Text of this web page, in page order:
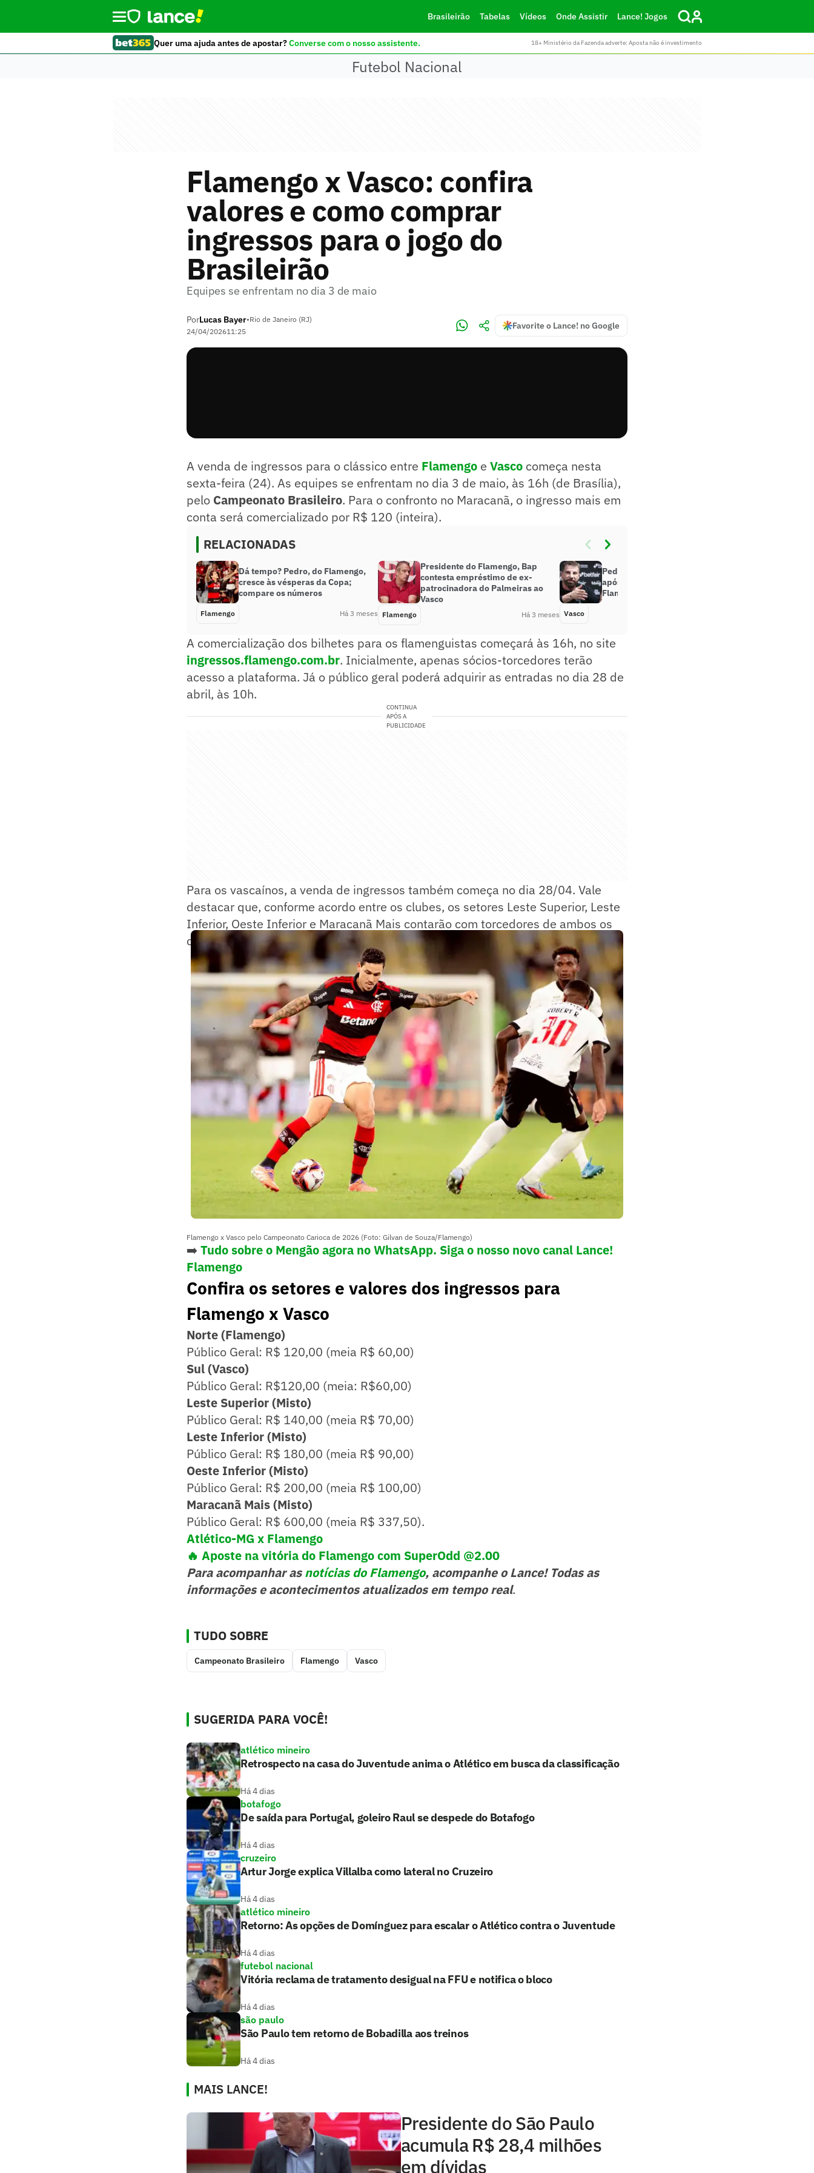
Brasileirão Tabelas Vídeos Onde Assistir Lance! Jogos
Quer uma ajuda antes de apostar?Converse com o nosso assistente. 18+ Ministério da Fazenda adverte: Aposta não é investimento
Futebol Nacional
Flamengo x Vasco: confira
valores e como comprar
ingressos para o jogo do
Brasileirão
Equipes se enfrentam no dia 3 de maio
PorLucas Bayer•Rio de Janeiro (RJ)
24/04/202611:25
Favorite o Lance! no Google
A venda de ingressos para o clássico entre Flamengo e Vasco começa nesta
sexta-feira (24). As equipes se enfrentam no dia 3 de maio, às 16h (de Brasília),
pelo Campeonato Brasileiro. Para o confronto no Maracanã, o ingresso mais em
conta será comercializado por R$ 120 (inteira).
RELACIONADAS
Dá tempo? Pedro, do Flamengo,
cresce às vésperas da Copa;
compare os números
Flamengo Há 3 meses
Presidente do Flamengo, Bap
contesta empréstimo de ex-
patrocinadora do Palmeiras ao
Vasco
Flamengo Há 3 meses
Pedrinho reposta crítica à Bap
após fala do presidente do
Flamengo sobre o Vasco
Vasco
A comercialização dos bilhetes para os flamenguistas começará às 16h, no site
ingressos.flamengo.com.br. Inicialmente, apenas sócios-torcedores terão
acesso a plataforma. Já o público geral poderá adquirir as entradas no dia 28 de
abril, às 10h.
CONTINUA
APÓS A
PUBLICIDADE
Para os vascaínos, a venda de ingressos também começa no dia 28/04. Vale
destacar que, conforme acordo entre os clubes, os setores Leste Superior, Leste
Inferior, Oeste Inferior e Maracanã Mais contarão com torcedores de ambos os
clubes.
Flamengo x Vasco pelo Campeonato Carioca de 2026 (Foto: Gilvan de Souza/Flamengo)
➡️ Tudo sobre o Mengão agora no WhatsApp. Siga o nosso novo canal Lance!
Flamengo
Confira os setores e valores dos ingressos para
Flamengo x Vasco
Norte (Flamengo)
Público Geral: R$ 120,00 (meia R$ 60,00)
Sul (Vasco)
Público Geral: R$120,00 (meia: R$60,00)
Leste Superior (Misto)
Público Geral: R$ 140,00 (meia R$ 70,00)
Leste Inferior (Misto)
Público Geral: R$ 180,00 (meia R$ 90,00)
Oeste Inferior (Misto)
Público Geral: R$ 200,00 (meia R$ 100,00)
Maracanã Mais (Misto)
Público Geral: R$ 600,00 (meia R$ 337,50).
Atlético-MG x Flamengo
🔥 Aposte na vitória do Flamengo com SuperOdd @2.00
Para acompanhar asnotícias do Flamengo, acompanhe o Lance! Todas as
informações e acontecimentos atualizados em tempo real.
TUDO SOBRE
Campeonato Brasileiro Flamengo Vasco
SUGERIDA PARA VOCÊ!
atlético mineiro
Retrospecto na casa do Juventude anima o Atlético em busca da classificação
Há 4 dias
botafogo
De saída para Portugal, goleiro Raul se despede do Botafogo
Há 4 dias
cruzeiro
Artur Jorge explica Villalba como lateral no Cruzeiro
Há 4 dias
atlético mineiro
Retorno: As opções de Domínguez para escalar o Atlético contra o Juventude
Há 4 dias
futebol nacional
Vitória reclama de tratamento desigual na FFU e notifica o bloco
Há 4 dias
são paulo
São Paulo tem retorno de Bobadilla aos treinos
Há 4 dias
MAIS LANCE!
Presidente do São Paulo
acumula R$ 28,4 milhões
em dívidas